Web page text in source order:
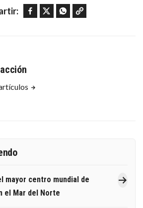
Facebook Twitter WhatsApp Copy link
mayor centro mundial de
el Mar del Norte